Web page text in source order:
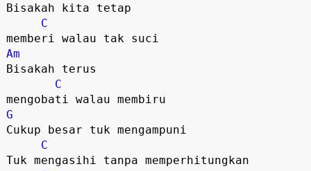
Bisakah kita tetap
C
Am
Bisakah terus
C
G
Cukup besar tuk mengampuni
C
Tuk mengasihi tanpa memperhitungkan